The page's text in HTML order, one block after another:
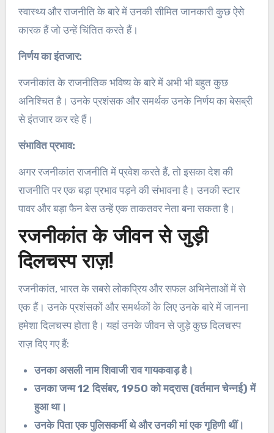
स्वास्थ्य और राजनीति के बारे में उनकी सीमित जानकारी कुछ ऐसे
कारक हैं जो उन्हें चिंतित करते हैं।
निर्णय का इंतजार:
रजनीकांत के राजनीतिक भविष्य के बारे में अभी भी बहुत कुछ
अनिश्चित है। उनके प्रशंसक और समर्थक उनके निर्णय का बेसब्री
से इंतजार कर रहे हैं।
संभावित प्रभाव:
अगर रजनीकांत राजनीति में प्रवेश करते हैं, तो इसका देश की
राजनीति पर एक बड़ा प्रभाव पड़ने की संभावना है। उनकी स्टार
पावर और बड़ा फैन बेस उन्हें एक ताकतवर नेता बना सकता है।
रजनीकांत के जीवन से जुड़ी
दिलचस्प राज़!
रजनीकांत, भारत के सबसे लोकप्रिय और सफल अभिनेताओं में से
एक हैं। उनके प्रशंसकों और समर्थकों के लिए उनके बारे में जानना
हमेशा दिलचस्प होता है। यहां उनके जीवन से जुड़े कुछ दिलचस्प
राज़ दिए गए हैं:
उनका असली नाम शिवाजी राव गायकवाड़ है।
उनका जन्म 12 दिसंबर, 1950 को मद्रास (वर्तमान चेन्नई) में
हुआ था।
उनके पिता एक पुलिसकर्मी थे और उनकी मां एक गृहिणी थीं।